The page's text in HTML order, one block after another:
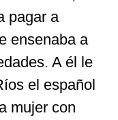
pagar a
ensenaba a
A él le
el español
mujer con